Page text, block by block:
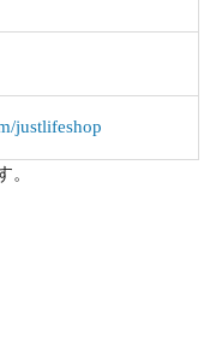
justlifeshop
。